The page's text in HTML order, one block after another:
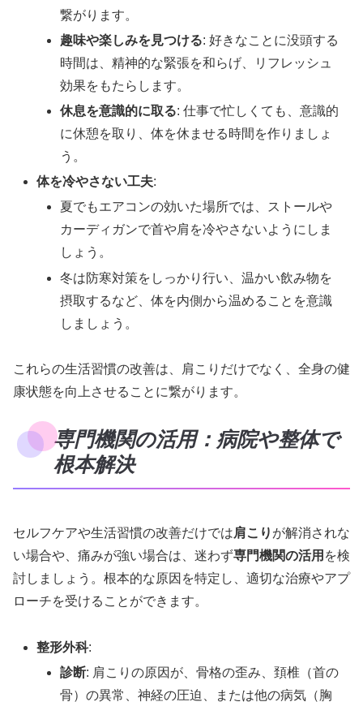
繋がります。
趣味や楽しみを見つける: 好きなことに没頭する
時間は、精神的な緊張を和らげ、リフレッシュ
効果をもたらします。
休息を意識的に取る: 仕事で忙しくても、意識的
に休憩を取り、体を休ませる時間を作りましょ
う。
体を冷やさない工夫:
夏でもエアコンの効いた場所では、ストールや
カーディガンで首や肩を冷やさないようにしま
しょう。
冬は防寒対策をしっかり行い、温かい飲み物を
摂取するなど、体を内側から温めることを意識
しましょう。
これらの生活習慣の改善は、肩こりだけでなく、全身の健
康状態を向上させることに繋がります。
専門機関の活用：病院や整体で
根本解決
セルフケアや生活習慣の改善だけでは肩こり が解消されな
い場合や、痛みが強い場合は、迷わず専門機関の活用 を検
討しましょう。根本的な原因を特定し、適切な治療やアプ
ローチを受けることができます。
整形外科:
診断: 肩こりの原因が、骨格の歪み、頚椎（首の
骨）の異常、神経の圧迫、または他の病気（胸